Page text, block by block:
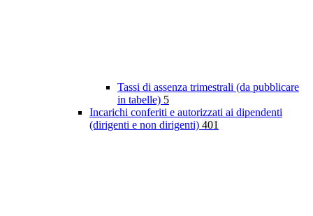
Tassi di assenza trimestrali (da pubblicare
in tabelle) 5
Incarichi conferiti e autorizzati ai dipendenti
(dirigenti e non dirigenti) 401